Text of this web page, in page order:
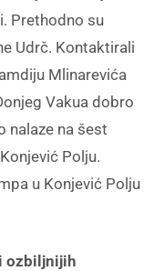
Prethodno su
Udrč. Kontaktirali
Mlinarevića
Vakua dobro
nalaze na šest
Polju.
u Konjević Polju
ozbiljnijih